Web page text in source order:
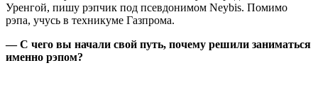
Уренгой, пишу рэпчик под псевдонимом Neybis. Помимо
рэпа, учусь в техникуме Газпрома.
— С чего вы начали свой путь, почему решили заниматься
именно рэпом?